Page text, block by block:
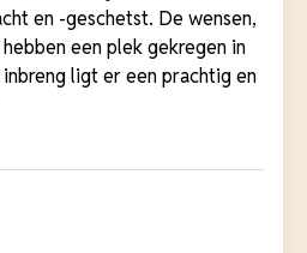
en -geschetst. De wensen,
een plek gekregen in
ligt er een prachtig en